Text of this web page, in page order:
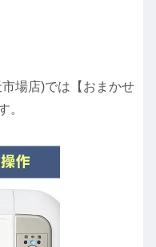
場店)では【おまかせ
。